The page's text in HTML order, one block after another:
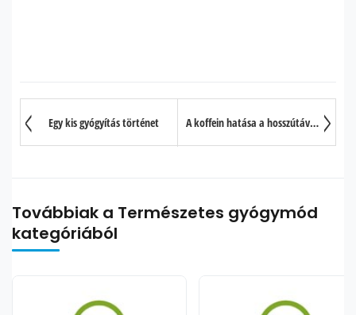
Egy kis gyógyítás történet A koffein hatása a hosszútávú memóriára
Továbbiak a Természetes gyógymód
kategóriából